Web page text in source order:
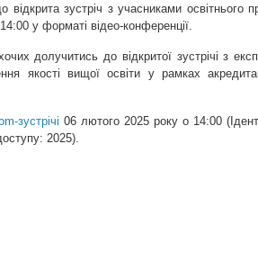
відкрита зустріч з учасниками освітнього
у форматі відео-конференції.
долучитись до відкритої зустрічі з
якості вищої освіти у рамках
зустрічі 06 лютого 2025 року о 14:00
2025).